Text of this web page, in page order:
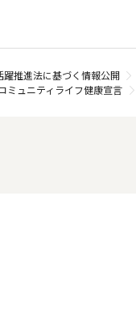
躍推進法に基づく情報公開
ミュニティライフ健康宣言